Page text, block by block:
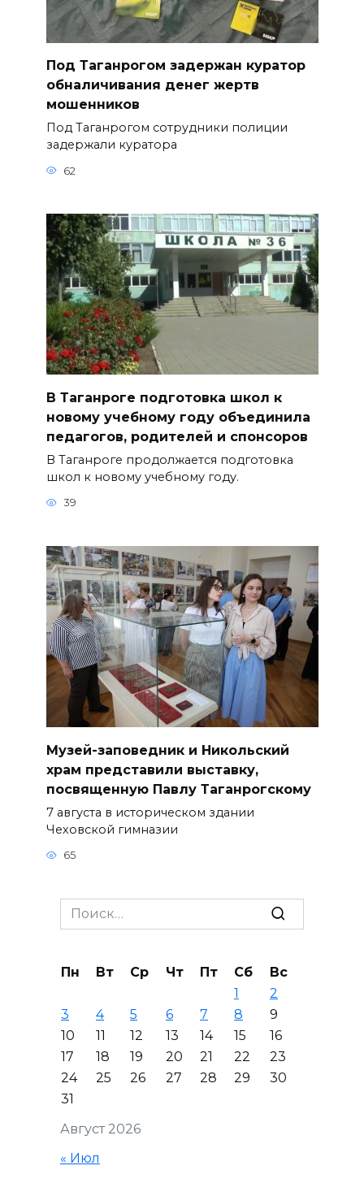
Под Таганрогом задержан куратор
обналичивания денег жертв
мошенников
Под Таганрогом сотрудники полиции
задержали куратора
62
В Таганроге подготовка школ к
новому учебному году объединила
педагогов, родителей и спонсоров
В Таганроге продолжается подготовка
школ к новому учебному году.
39
Музей-заповедник и Никольский
храм представили выставку,
посвященную Павлу Таганрогскому
7 августа в историческом здании
Чеховской гимназии
65
Search
for:
Август 2026
Пн Вт Ср Чт Пт Сб
Вс
1
2
3
4 5 6 7 8
9
10
11 12 13 14 15
16
17
18 19 20 21 22
23
24
25 26 27 28 29
30
31
« Июл